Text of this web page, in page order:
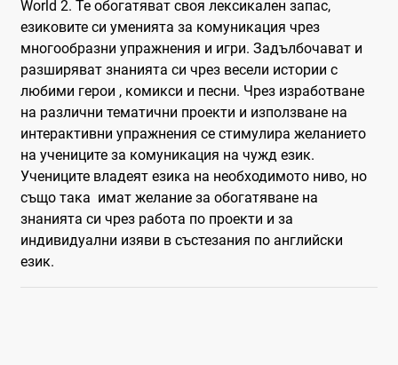
World 2. Te обогатяват своя лексикален запас,
езиковите си уменията за комуникация чрез
многообразни упражнения и игри. Задълбочават и
разширяват знанията си чрез весели истории с
любими герои , комикси и песни. Чрез изработване
на различни тематични проекти и използване на
интерактивни упражнения се стимулира желанието
на учениците за комуникация на чужд език.
Учениците владеят езика на необходимото ниво, но
също така имат желание за обогатяване на
знанията си чрез работа по проекти и за
индивидуални изяви в състезания по английски
език.